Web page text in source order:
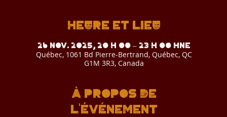
Heure et lieu
26 nov. 2025, 20 h 00 – 23 h 00 HNE
Québec, 1061 Bd Pierre-Bertrand, Québec, QC
G1M 3R3, Canada
À propos de
l'événement